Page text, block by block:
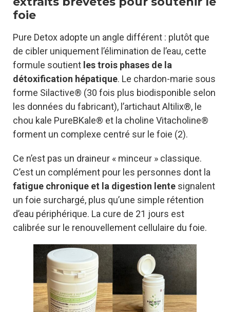
foie
Pure Detox adopte un angle différent : plutôt que
de cibler uniquement l’élimination de l’eau, cette
formule soutient les trois phases de la
détoxification hépatique. Le chardon-marie sous
forme Silactive® (30 fois plus biodisponible selon
les données du fabricant), l’artichaut Altilix®, le
chou kale PureBKale® et la choline Vitacholine®
forment un complexe centré sur le foie (2).
Ce n’est pas un draineur « minceur » classique.
C’est un complément pour les personnes dont la
fatigue chronique et la digestion lente signalent
un foie surchargé, plus qu’une simple rétention
d’eau périphérique. La cure de 21 jours est
calibrée sur le renouvellement cellulaire du foie.